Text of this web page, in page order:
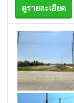
ดูรายละเอียด